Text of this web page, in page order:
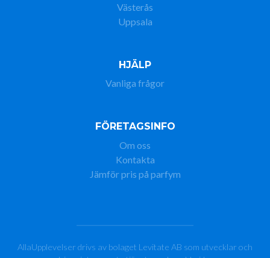
Västerås
Uppsala
HJÄLP
Vanliga frågor
FÖRETAGSINFO
Om oss
Kontakta
Jämför pris på parfym
AllaUpplevelser drivs av bolaget Levitate AB som utvecklar och